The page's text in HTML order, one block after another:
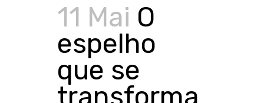
11 Mai O
espelho
que se